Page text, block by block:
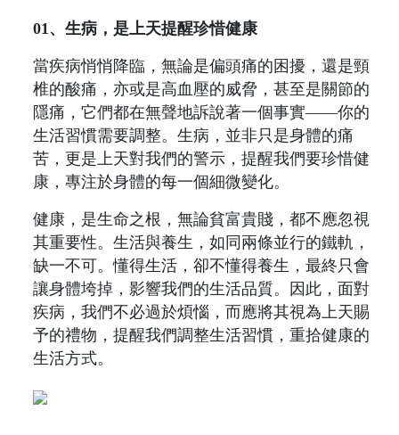
01、生病，是上天提醒珍惜健康
當疾病悄悄降臨，無論是偏頭痛的困擾，還是頸
椎的酸痛，亦或是高血壓的威脅，甚至是關節的
隱痛，它們都在無聲地訴說著一個事實——你的
生活習慣需要調整。生病，並非只是身體的痛
苦，更是上天對我們的警示，提醒我們要珍惜健
康，專注於身體的每一個細微變化。
健康，是生命之根，無論貧富貴賤，都不應忽視
其重要性。生活與養生，如同兩條並行的鐵軌，
缺一不可。懂得生活，卻不懂得養生，最終只會
讓身體垮掉，影響我們的生活品質。因此，面對
疾病，我們不必過於煩惱，而應將其視為上天賜
予的禮物，提醒我們調整生活習慣，重拾健康的
生活方式。